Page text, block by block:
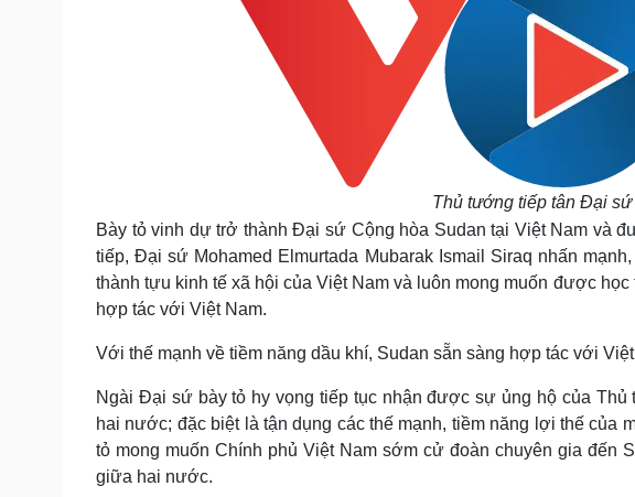
Thủ tướng tiếp tân Đại sứ
Bày tỏ vinh dự trở thành Đại sứ Cộng hòa Sudan tại Việt Nam và
tiếp, Đại sứ Mohamed Elmurtada Mubarak Ismail Siraq nhấn
thành tựu kinh tế xã hội của Việt Nam và luôn mong muốn được
hợp tác với Việt Nam.
Với thế mạnh về tiềm năng dầu khí, Sudan sẵn sàng hợp tác với
Ngài Đại sứ bày tỏ hy vọng tiếp tục nhận được sự ủng hộ của
hai nước; đặc biệt là tận dụng các thế mạnh, tiềm năng lợi thế của
tỏ mong muốn Chính phủ Việt Nam sớm cử đoàn chuyên gia đến
giữa hai nước.